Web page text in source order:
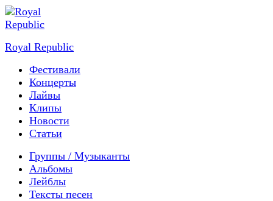
Royal Republic
Фестивали
Концерты
Лайвы
Клипы
Новости
Статьи
Группы / Музыканты
Альбомы
Лейблы
Тексты песен